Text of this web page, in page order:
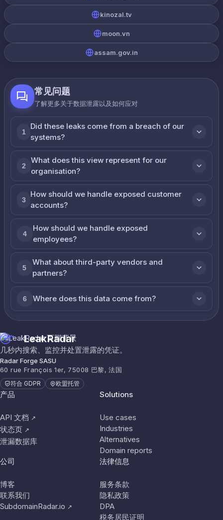
kinozal.tv
moon.vn
assam.gov.in
常见问题
了解更多关于数据泄露以及如何应对
1
Did these leaks come from a breach of our
systems?
2
What does this view represent for our
organisation?
3
How should we handle exposed customer
accounts?
4
How should we handle exposed
employees?
5
What about third-party vendors and
partners?
6 Where does this data come from?
LeakRadar
几秒内搜索、监控并处置泄露的凭证。
Radar Forge SASU
60 rue François 1er, 75008 巴黎, 法国
符合 GDPR 欧盟托管
产品
API 文档 ↗
状态页 ↗
泄漏数据库
Solutions
Use cases
Industries
Alternatives
Domain reports
公司
博客
联系我们
SubdomainRadar.io ↗
法律信息
服务条款
隐私政策
DPA
税务居民证明